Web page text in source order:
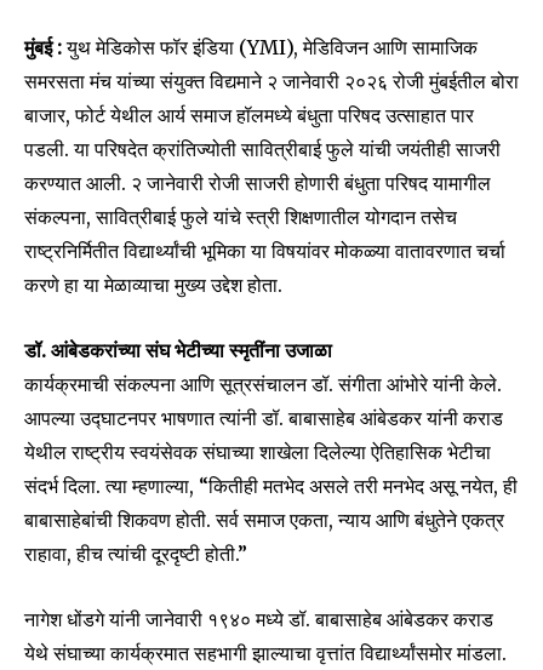
मुंबई :युथ मेडिकोस फॉर इंडिया (YMI), मेडिविजन आणि सामाजिक
समरसता मंच यांच्या संयुक्त विद्यमाने २ जानेवारी २०२६ रोजी मुंबईतील बोरा
बाजार, फोर्ट येथील आर्य समाज हॉलमध्ये बंधुता परिषद उत्साहात पार
पडली. या परिषदेत क्रांतिज्योती सावित्रीबाई फुले यांची जयंतीही साजरी
करण्यात आली. २ जानेवारी रोजी साजरी होणारी बंधुता परिषद यामागील
संकल्पना, सावित्रीबाई फुले यांचे स्त्री शिक्षणातील योगदान तसेच
राष्ट्रनिर्मितीत विद्यार्थ्यांची भूमिका या विषयांवर मोकळ्या वातावरणात चर्चा
करणे हा या मेळाव्याचा मुख्य उद्देश होता.
डॉ. आंबेडकरांच्या संघ भेटीच्या स्मृतींना उजाळा
कार्यक्रमाची संकल्पना आणि सूत्रसंचालन डॉ. संगीता आंभोरे यांनी केले.
आपल्या उद्घाटनपर भाषणात त्यांनी डॉ. बाबासाहेब आंबेडकर यांनी कराड
येथील राष्ट्रीय स्वयंसेवक संघाच्या शाखेला दिलेल्या ऐतिहासिक भेटीचा
संदर्भ दिला. त्या म्हणाल्या, “कितीही मतभेद असले तरी मनभेद असू नयेत, ही
बाबासाहेबांची शिकवण होती. सर्व समाज एकता, न्याय आणि बंधुतेने एकत्र
राहावा, हीच त्यांची दूरदृष्टी होती.”
नागेश धोंडगे यांनी जानेवारी १९४० मध्ये डॉ. बाबासाहेब आंबेडकर कराड
येथे संघाच्या कार्यक्रमात सहभागी झाल्याचा वृत्तांत विद्यार्थ्यांसमोर मांडला.